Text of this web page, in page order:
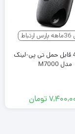
مودم 4G قابل حمل تی پی-لینک
مدل M7000
تومان